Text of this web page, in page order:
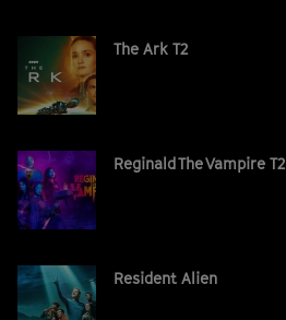
The Ark T2
Reginald The Vampire T2
Resident Alien